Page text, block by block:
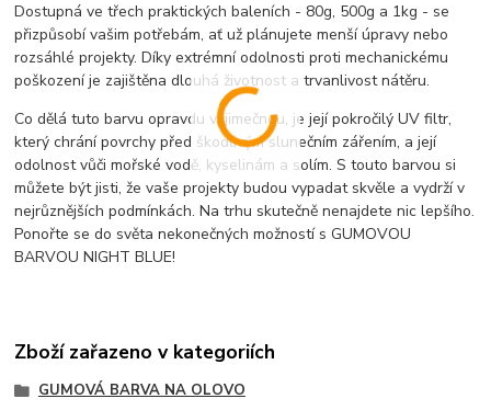
Dostupná ve třech praktických baleních - 80g, 500g a 1kg - se
přizpůsobí vašim potřebám, ať už plánujete menší úpravy nebo
rozsáhlé projekty. Díky extrémní odolnosti proti mechanickému
poškození je zajištěna dlouhá životnost a trvanlivost nátěru.
Co dělá tuto barvu opravdu výjimečnou, je její pokročilý UV filtr,
který chrání povrchy před škodlivým slunečním zářením, a její
odolnost vůči mořské vodě, kyselinám a solím. S touto barvou si
můžete být jisti, že vaše projekty budou vypadat skvěle a vydrží v
nejrůznějších podmínkách. Na trhu skutečně nenajdete nic lepšího.
Ponořte se do světa nekonečných možností s GUMOVOU
BARVOU NIGHT BLUE!
Zboží zařazeno v kategoriích
GUMOVÁ BARVA NA OLOVO